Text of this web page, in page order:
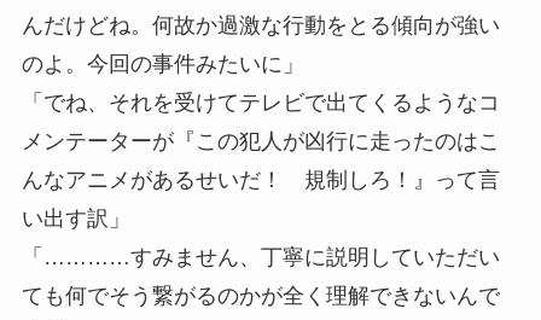
んだけどね。何故か過激な行動をとる傾向が強い
のよ。今回の事件みたいに」
「でね、それを受けてテレビで出てくるようなコ
メンテーターが『この犯人が凶行に走ったのはこ
んなアニメがあるせいだ！ 規制しろ！』って言
い出す訳」
「…………すみません、丁寧に説明していただい
ても何でそう繋がるのかが全く理解できないんで